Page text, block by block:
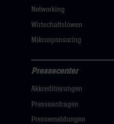
Networking
Wirtschaftslöwen
Mikrosponsoring
Navigation
öffnen,
dann
Pressecenter
Akkreditierungen
Presseanfragen
Pressemeldungen